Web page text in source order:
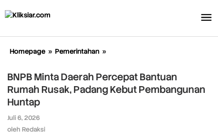
ke
Homepage » Pemerintahan »
Percepat
Bantuan
BNPB Minta Daerah Percepat Bantuan
Rumah Rusak, Padang Kebut Pembangunan
Huntap
Juli 6, 2026
Redaksi
oleh Redaksi